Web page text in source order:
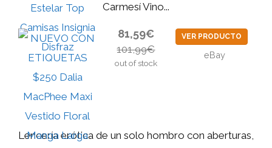
Carmesí Vino...
81,59€
101,99€
out of stock
VER PRODUCTO
eBay
Lencería erótica de un solo hombro con aberturas,